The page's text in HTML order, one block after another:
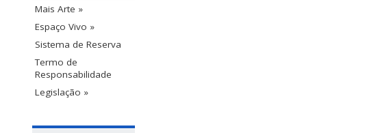
Mais Arte »
Espaço Vivo »
Sistema de Reserva
Termo de
Responsabilidade
Legislação »